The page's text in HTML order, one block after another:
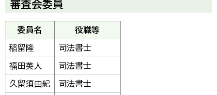
審査会委員
委員名 役職等
稲留隆 司法書士
福田英人 司法書士
久留須由紀 司法書士